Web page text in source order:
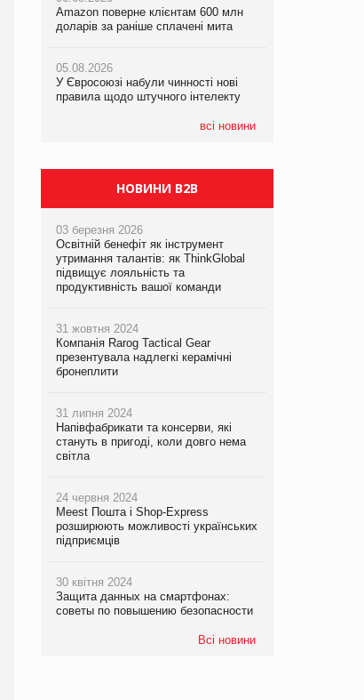
Amazon поверне клієнтам 600 млн
доларів за раніше сплачені мита
05.08.2026
У Євросоюзі набули чинності нові
правила щодо штучного інтелекту
всі новини
у VARUS з’явилися новинки від ТМ
ТОКЕРИ
PrivateLabel&FMCG Master 2026
правила щодо штучного інтелекту
Рекламна платформа вимагає від
Google компенсацію за втрату 6,9
трлн рекламних показів
НОВИНИ B2B
03 березня 2026
Освітній бенефіт як інструмент
утримання талантів: як ThinkGlobal
підвищує лояльність та
продуктивність вашої команди
31 жовтня 2024
Компанія Rarog Tactical Gear
презентувала надлегкі керамічні
бронеплити
31 липня 2024
Напівфабрикати та консерви, які
стануть в пригоді, коли довго нема
світла
24 червня 2024
Meest Пошта і Shop-Express
розширюють можливості українських
підприємців
30 квітня 2024
Защита данных на смартфонах:
советы по повышению безопасности
Всі новини